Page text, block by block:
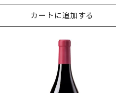
カートに追加する